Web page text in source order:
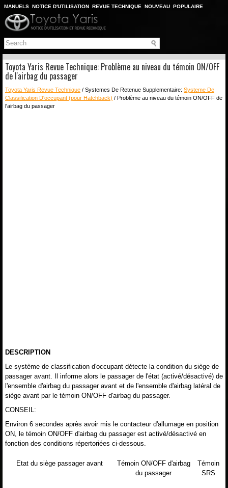
MANUELS NOTICE D'UTILISATION REVUE TECHNIQUE NOUVEAU POPULAIRE
PLAN DU SITE
CHERCHER
Toyota Yaris Revue Technique: Problème au niveau du témoin ON/OFF
de l'airbag du passager
Toyota Yaris Revue Technique / Systemes De Retenue Supplementaire: Systeme De
Classification D'occupant (pour Hatchback) / Problème au niveau du témoin ON/OFF de
l'airbag du passager
DESCRIPTION
Le système de classification d'occupant détecte la condition du siège de
passager avant. Il informe alors le passager de l'état (activé/désactivé) de
l'ensemble d'airbag du passager avant et de l'ensemble d'airbag latéral de
siège avant par le témoin ON/OFF d'airbag du passager.
CONSEIL:
Environ 6 secondes après avoir mis le contacteur d'allumage en position
ON, le témoin ON/OFF d'airbag du passager est activé/désactivé en
fonction des conditions répertoriées ci-dessous.
Etat du siège passager avant
Témoin ON/OFF d'airbag
du passager
Témoin
SRS